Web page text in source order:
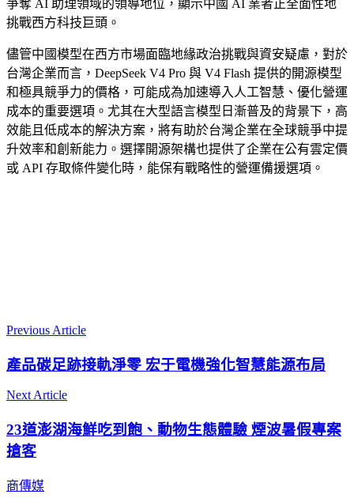
爭奪 AI 助理領域的領導地位，顯示中國 AI 業者正全面性地
挑戰西方科技巨頭。
儘管中國模型在西方市場面臨地緣政治挑戰與資安疑慮，對於
台灣企業而言，DeepSeek V4 Pro 與 V4 Flash 提供的開源模型
和極具競爭力的價格，可能成為加速導入人工智慧、優化營運
成本的重要選項。尤其在大型語言模型日漸普及的背景下，高
效能且低成本的解決方案，將有助於台灣企業在全球競爭中提
升效率和創新能力。選擇開源架構也提供了企業在公有雲定價
或 API 存取條件變化時，能保有戰略性的營運備援選項。
Previous Article
產品碳足跡接軌淨零 宏于電機強化智慧能源布局
Next Article
23道澎湖海鮮吃到飽、動物生態體驗 煙波暑假專案
搶客
商傳媒